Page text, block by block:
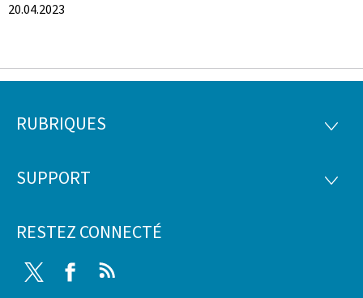
20.04.2023
Pied
page
RUBRIQUES
SUPPORT
RESTEZ CONNECTÉ
Twitter Facebook